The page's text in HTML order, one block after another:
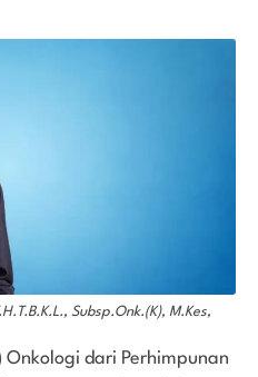
Subsp.Onk.(K), M.Kes,
Onkologi dari Perhimpunan